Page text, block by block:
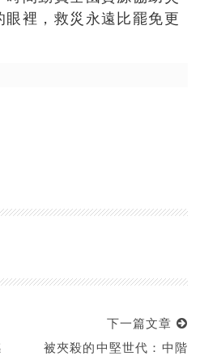
裡，救災永遠比罷免更
下一篇文章
被夾殺的中堅世代：中階